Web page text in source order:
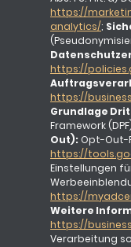
https://
analytics/;
https://
https://
Grundlage
Framework
Out): Opt-Out-
https://
Einstellungen
https://
Weitere
https://
Verarbeitung